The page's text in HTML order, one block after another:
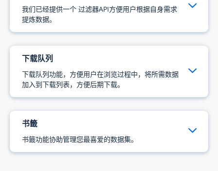
我们已经提供一个 过滤器API方便用户根据自身需求
提炼数据。
下载队列
下载队列功能，方便用户在浏览过程中，将所需数据
加入到下载列表，方便后期下载。
书籤
书籤功能协助管理您最喜爱的数据集。